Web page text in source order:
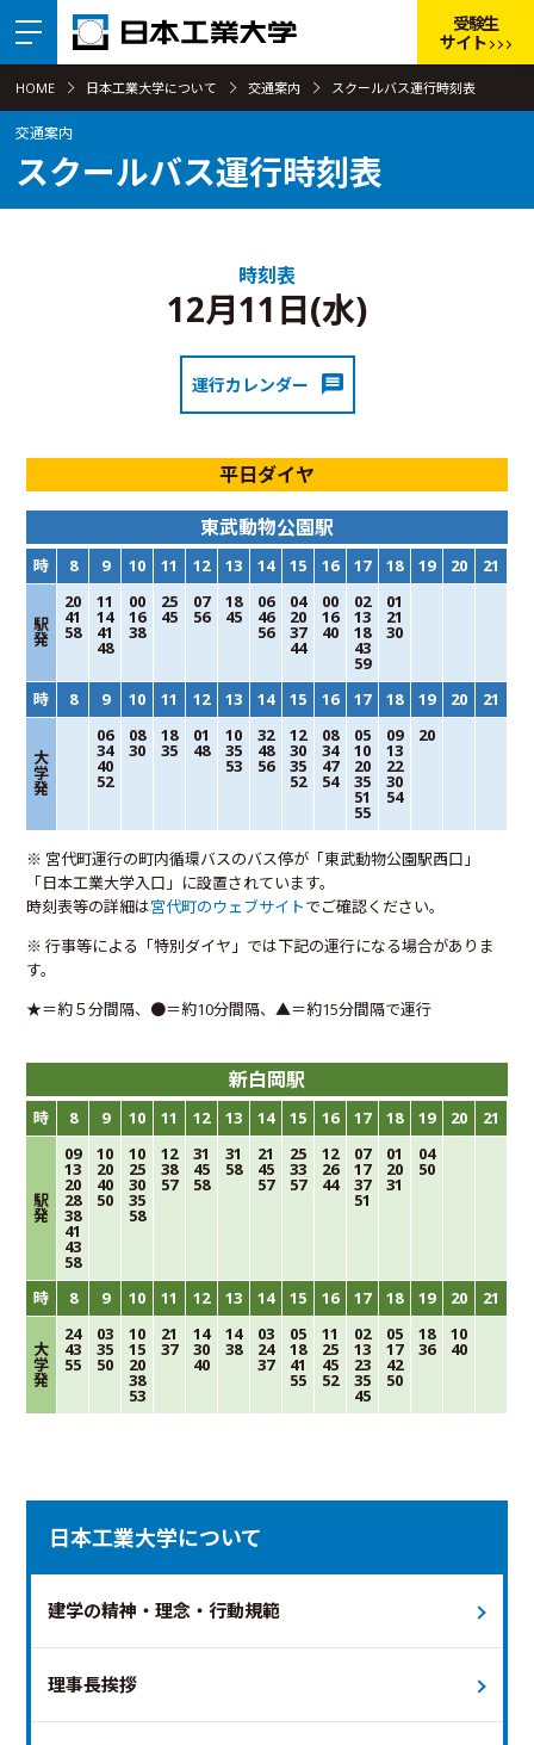
受験生
サイト
HOME 日本工業大学について 交通案内 スクールバス運行時刻表
交通案内
スクールバス運行時刻表
時刻表
12月11日(水)
運行カレンダー
平日ダイヤ
東武動物公園駅
時 8 9 10 11 12 13 14 15 16 17 18 19 20 21
駅
発
20
41
58
11
14
41
48
00
16
38
25
45
07
56
18
45
06
46
56
04
20
37
44
00
16
40
02
13
18
43
59
01
21
30
時 8 9 10 11 12 13 14 15 16 17 18 19 20 21
大
学
発
06
34
40
52
08
30
18
35
01
48
10
35
53
32
48
56
12
30
35
52
08
34
47
54
05
10
20
35
51
55
09
13
22
30
54
20
※ 宮代町運行の町内循環バスのバス停が「東武動物公園駅西口」
「日本工業大学入口」に設置されています。
時刻表等の詳細は宮代町のウェブサイトでご確認ください。
※ 行事等による「特別ダイヤ」では下記の運行になる場合がありま
す。
★＝約５分間隔、●＝約10分間隔、▲＝約15分間隔で運行
新白岡駅
時 8 9 10 11 12 13 14 15 16 17 18 19 20 21
駅
発
09
13
20
28
38
41
43
58
10
20
40
50
10
25
30
35
58
12
38
57
31
45
58
31
58
21
45
57
25
33
57
12
26
44
07
17
37
51
01
20
31
04
50
時 8 9 10 11 12 13 14 15 16 17 18 19 20 21
大
学
発
24
43
55
03
35
50
10
15
20
38
53
21
37
14
30
40
14
38
03
24
37
05
18
41
55
11
25
45
52
02
13
23
35
45
05
17
42
50
18
36
10
40
日本工業大学について
建学の精神・理念・行動規範
理事長挨拶